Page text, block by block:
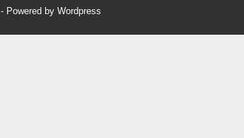
- Powered by Wordpress